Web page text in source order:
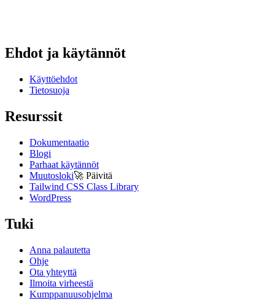
Ehdot ja käytännöt
Käyttöehdot
Tietosuoja
Resurssit
Dokumentaatio
Blogi
Parhaat käytännöt
Muutosloki🚀 Päivitä
Tailwind CSS Class Library
WordPress
Tuki
Anna palautetta
Ohje
Ota yhteyttä
Ilmoita virheestä
Kumppanuusohjelma